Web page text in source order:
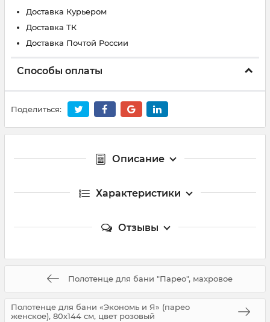
Доставка Курьером
Доставка ТК
Доставка Почтой России
Способы оплаты
Поделиться:
Описание
Характеристики
Отзывы
Полотенце для бани "Парео", махровое
Полотенце для бани «Экономь и Я» (парео
женское), 80х144 см, цвет розовый